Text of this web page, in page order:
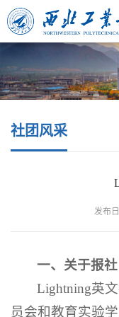
社团风采
发布
一、 关于报社
Lightning英
员会和教育实验